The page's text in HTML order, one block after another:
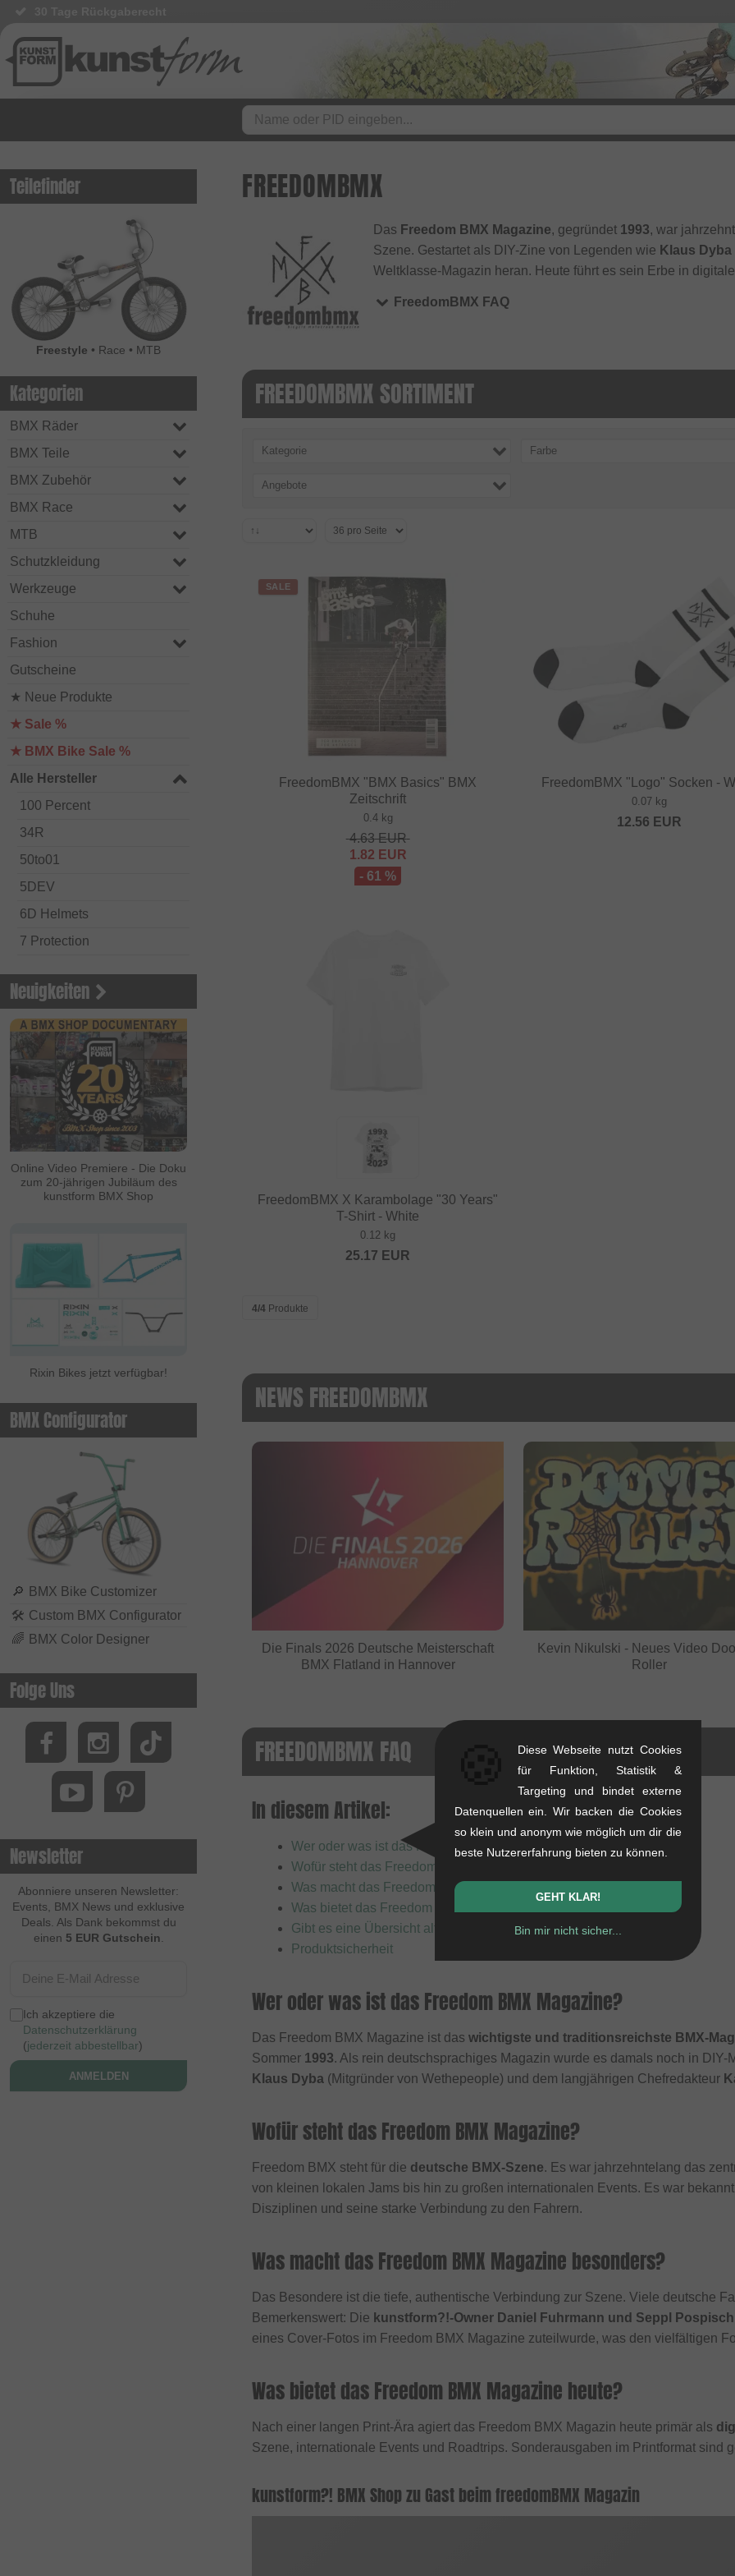
Teilefinder
Freestyle • Race • MTB
Kategorien
BMX Räder
BMX Teile
BMX Zubehör
BMX Race
MTB
Schutzkleidung
Werkzeuge
Schuhe
Fashion
Gutscheine
★ Neue Produkte
★ Sale %
★ BMX Bike Sale %
Alle Hersteller
100 Percent
34R
50to01
5DEV
6D Helmets
7 Protection
Acepac
ACS BMX
Alienation BMX
Alive
ALK 13
ALL IN
Animal Bikes
Autum Bikes
baco
Bell
Beringer
Beringer Bicycle
Bicross Editions
Bicycle Union
Black Bearing
Bluegrass
BMXFIX
Bolle
Bombtrack Bikes
Bone Deth
Brave Classics
Brixton
BSD
Cinelli
Cinema Wheel Co.
Contec
Continental
Cream BMX Magazine
Cult
Cycle Training
Demolition
Dia Tech
Neuigkeiten
Online Video Premiere - Die Doku
zum 20-jährigen Jubiläum des
kunstform BMX Shop
Rixin Bikes jetzt verfügbar!
BMX Configurator
🔎 BMX Bike Customizer
🛠 Custom BMX Configurator
🌈 BMX Color Designer
Folge Uns
Newsletter
Abonniere unseren Newsletter:
Events, BMX News und exklusive
Deals. Als Dank bekommst du
einen 5 EUR Gutschein
Ich akzeptiere die
Datenschutzerklärung
(jederzeit abbestellbar)
ANMELDEN
FREEDOMBMX
Das Freedom BMX Magazine, gegründet 1993, war
Szene. Gestartet als DIY-Zine von Legenden wie Klaus Dyba
Weltklasse-Magazin heran. Heute führt es sein Erbe in
FreedomBMX FAQ
FREEDOMBMX SORTIMENT
Kategorie Farbe
Angebote
SALE
FreedomBMX "BMX Basics" BMX
Zeitschrift
0.4 kg
4.63EUR
1.82 EUR
- 61 %
FreedomBMX "Logo" Socken -
0.07 kg
12.56 EUR
FreedomBMX X Karambolage "30 Years"
T-Shirt - White
0.12 kg
25.17 EUR
4/4 Produkte
NEWS FREEDOMBMX
Die Finals 2026 Deutsche Meisterschaft
BMX Flatland in Hannover
Kevin Nikulski - Neues Video
Roller
FREEDOMBMX FAQ
In diesem Artikel:
Wer oder was ist das Freedom BMX Magazine?
Wofür steht das Freedom BMX Magazine?
Was macht das Freedom BMX Magazine besonders?
Was bietet das Freedom BMX Magazine heute?
Gibt es eine Übersicht alter FreedomBMX Produkte?
Produktsicherheit
Wer oder was ist das Freedom BMX Magazine?
Das Freedom BMX Magazine ist das wichtigste und traditionsreichste BMX-
Sommer 1993. Als rein deutschsprachiges Magazin wurde es damals noch in DIY-
Klaus Dyba (Mitgründer von Wethepeople) und dem langjährigen Chefredakteur
Wofür steht das Freedom BMX Magazine?
Freedom BMX steht für die deutsche BMX-Szene. Es war jahrzehntelang das
von kleinen lokalen Jams bis hin zu großen internationalen Events. Es war
Disziplinen und seine starke Verbindung zu den Fahrern.
Was macht das Freedom BMX Magazine besonders?
Das Besondere ist die tiefe, authentische Verbindung zur Szene. Viele deutsche
Bemerkenswert: Die kunstform?!-Owner Daniel Fuhrmann und Seppl
eines Cover-Fotos im Freedom BMX Magazine zuteilwurde, was den vielfältigen
Was bietet das Freedom BMX Magazine heute?
Nach einer langen Print-Ära agiert das Freedom BMX Magazin heute primär als
Szene, internationale Events und Roadtrips. Sonderausgaben im Printformat sind
kunstform?! BMX Shop zu Gast beim freedomBMX Magazin
Diese Webseite nutzt Cookies
für Funktion, Statistik &
Targeting und bindet externe
Datenquellen ein. Wir backen die Cookies
so klein und anonym wie möglich um dir die
beste Nutzererfahrung bieten zu können.
GEHT KLAR!
Bin mir nicht sicher...